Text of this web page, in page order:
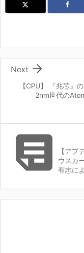
【CPU】 『兆芯』
2nm世代の

Next
 【アプ
ウスカ
有志に